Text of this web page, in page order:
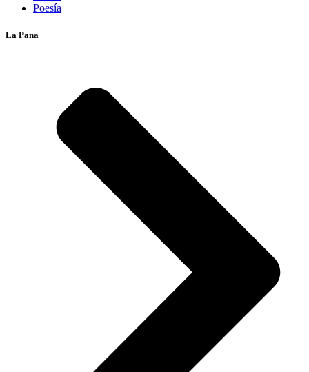
Poesía
La Pana